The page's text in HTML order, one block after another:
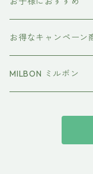
イクエイブ キッズ プ
お得なキャンペーン
おすすめセット
MILBON ミルボン
suwae（スワエ）